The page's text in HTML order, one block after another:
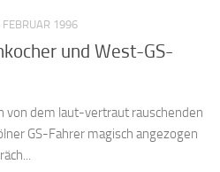
1996
und West-GS-
von dem laut-vertraut rauschenden
GS-Fahrer magisch angezogen